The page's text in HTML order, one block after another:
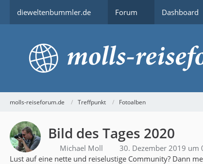
dieweltenbummler.de Forum Dashboard
molls-reiseforum.de Treffpunkt Fotoalben
Bild des Tages 2020
Michael Moll
30. Dezember 2019 um
Lust auf eine nette und reiselustige Community? Dann